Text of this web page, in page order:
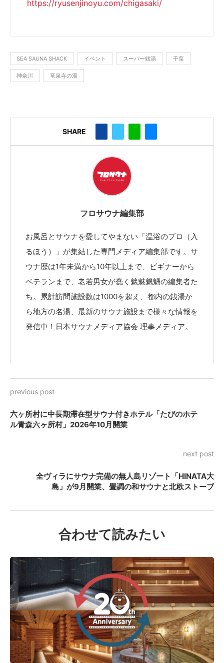
https://ryusenjinoyu.com/chigasaki/
SEA SAUNA SHACK イベント スーパー銭湯 千葉
神奈川 竜泉寺の湯
SHARE
フロサウナ編集部
お風呂とサウナを愛してやまない「温浴のプロ（入
るほう）」が集結した専門メディア編集部です。サ
ウナ歴は1年未満から10年以上まで、ビギナーから
ベテランまで、老若男女が蠢く魑魅魍魎の編集者た
ち。累計訪問施設数は1000を超え、都内の銭湯か
ら地方の名湯、最新のサウナ施設まで様々な情報を
発信中！日本サウナメディア協会 理事メディア。
previous post
六ヶ所村に中長期滞在型サウナ付きホテル「たびのホテ
ル青森六ヶ所村」2026年10月開業
next post
全ヴィラにサウナ完備の無人島リゾート「HINATA大
島」が9月開業、畳調の和サウナと北欧ストーブ
合わせて読みたい